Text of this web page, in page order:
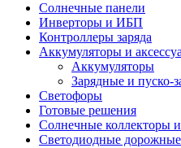
Солнечные панели
Инверторы и ИБП
Контроллеры заряда
Аккумуляторы и
Аккумуляторы
Зарядные и пуско-
Светофоры
Готовые решения
Солнечные коллекторы
Светодиодные дорожные